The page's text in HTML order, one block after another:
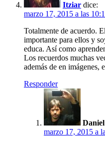
Itziar dice:
marzo 17, 2015 a las
Totalmente de acuerdo.
importante para ellos y
educa. Así como
Los recuerdos muchas
además de en
Responder
marzo 17, 2015 a